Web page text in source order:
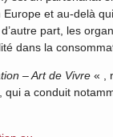
et au-delà
part, les
dans la
– Art de Vivre « ,
qui a conduit